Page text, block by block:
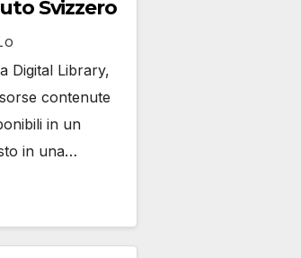
Svizzero
Digital Library,
contenute
in un
in una…